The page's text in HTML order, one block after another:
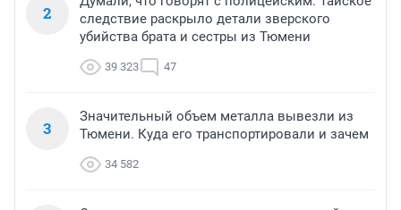
2
следствие раскрыло детали зверского
убийства брата и сестры из Тюмени
39 323 47
3
Значительный объем металла вывезли из
Тюмени. Куда его транспортировали и зачем
34 582